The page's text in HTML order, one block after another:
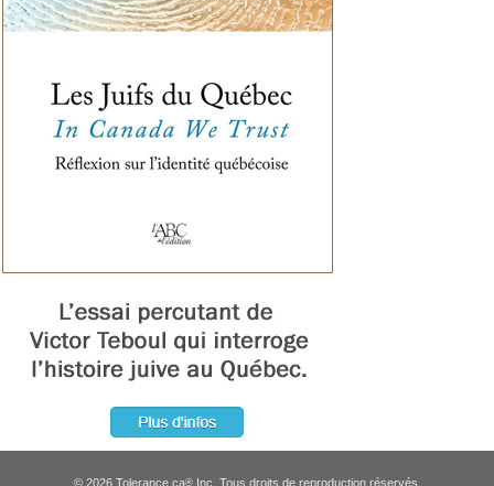
© 2026 Tolerance.ca®Inc. Tous droits de reproduction réservés.